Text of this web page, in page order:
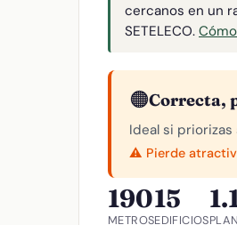
cercanos en un
SETELECO.
🟠Correcta,
Ideal si
⚠️ Pierde
190
METROS
15
EDIFICIOS